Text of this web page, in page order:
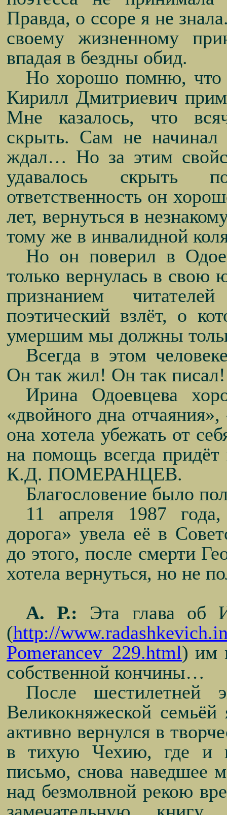
Правда, о ссоре я не
своему жизненному
впадая в бездны обид.
Но хорошо помню, что
Кирилл Дмитриевич
Мне казалось, что
скрыть. Сам не начинал
ждал… Но за этим
удавалось скрыть
ответственность он
лет, вернуться в
тому же в инвалидной
Но он поверил в
только вернулась в свою
признанием
поэтический взлёт, о
умершим мы должны
Всегда в этом
Он так жил! Он так
Ирина Одоевцева
«двойного дна
она хотела убежать от
на помощь всегда
К.Д. ПОМЕРАНЦЕВ.
Благословение было
11 апреля 1987
дорога» увела её в
до этого, после смерти
хотела вернуться, но не
А. Р.: Эта глава об
(http://
Pomerancev_229.html) им
собственной кончины…
После шестилетней
Великокняжеской
активно вернулся в
в тихую Чехию, где и
письмо, снова наведшее
над безмолвной рекою